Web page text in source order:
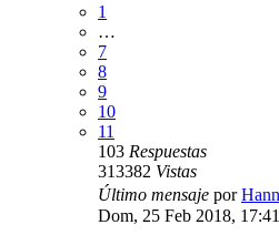
1
…
7
8
9
10
11
103 Respuestas
313382 Vistas
Último mensaje por
Dom, 25 Feb 2018, 17:41